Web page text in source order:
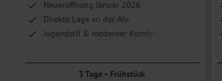
Neueröffnung Januar 2026
Direkte Lage an der Ahr
Jugendstil & moderner Komfort
3 Tage • Frühstück